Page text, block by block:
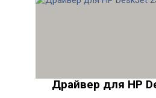
Драйвер для HP